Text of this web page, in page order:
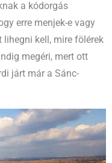
a kódorgás
erre menjek-e vagy
lihegni kell, mire fölérek
megéri, mert ott
járt már a Sánc-